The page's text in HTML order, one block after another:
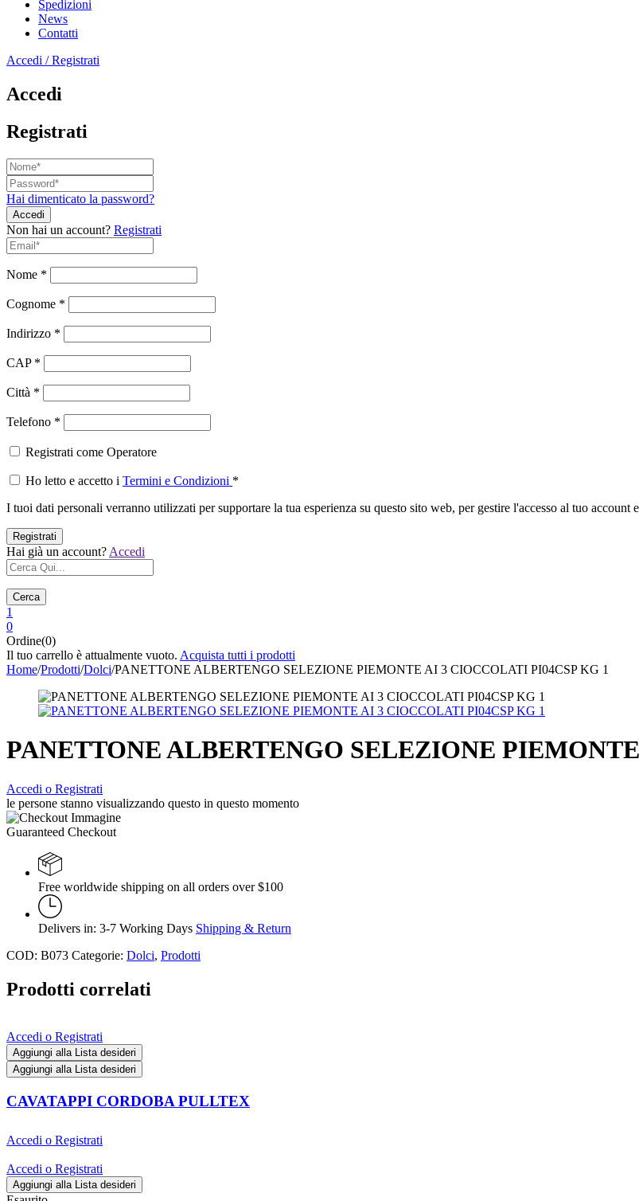
Spedizioni
News
Contatti
Accedi / Registrati
Accedi
Registrati
Hai dimenticato la password?
Non hai un account? Registrati
Nome *
Cognome *
Indirizzo *
CAP *
Città *
Telefono *
Registrati come Operatore
Ho letto e accetto i Termini e Condizioni *
I tuoi dati personali verranno utilizzati per supportare la tua esperienza su questo sito web, per gestire l'accesso al tuo account
Hai già un account? Accedi
Cerca
1
0
Ordine(0)
Il tuo carrello è attualmente vuoto. Acquista tutti i prodotti
Home/Prodotti/Dolci/PANETTONE ALBERTENGO SELEZIONE PIEMONTE AI 3 CIOCCOLATI PI04CSP KG 1
PANETTONE ALBERTENGO SELEZIONE
Accedi o Registrati
le persone stanno visualizzando questo in questo momento
Guaranteed Checkout
Free worldwide shipping on all orders over $100
Delivers in: 3-7 Working Days Shipping & Return
COD: B073 Categorie: Dolci, Prodotti
Prodotti correlati
Accedi o Registrati
Aggiungi alla Lista desideri
Aggiungi alla Lista desideri
CAVATAPPI CORDOBA PULLTEX
Accedi o Registrati
Accedi o Registrati
Aggiungi alla Lista desideri